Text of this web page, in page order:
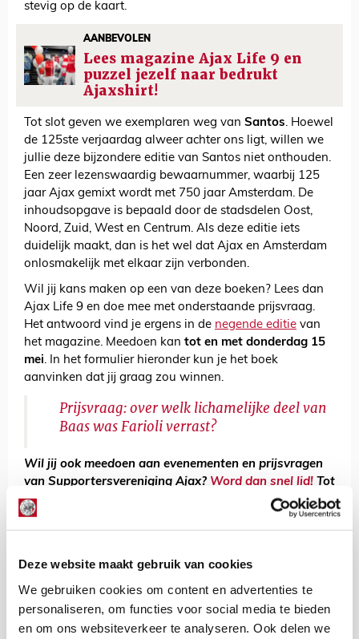
Deze website maakt gebruik van cookies
We gebruiken cookies om content en advertenties te
personaliseren, om functies voor social media te bieden
en om ons websiteverkeer te analyseren. Ook delen we
stevig op de kaart.
AANBEVOLEN
Lees magazine Ajax Life 9 en
puzzel jezelf naar bedrukt
Ajaxshirt!
Tot slot geven we exemplaren weg van Santos. Hoewel
de 125ste verjaardag alweer achter ons ligt, willen we
jullie deze bijzondere editie van Santos niet onthouden.
Een zeer lezenswaardig bewaarnummer, waarbij 125
jaar Ajax gemixt wordt met 750 jaar Amsterdam. De
inhoudsopgave is bepaald door de stadsdelen Oost,
Noord, Zuid, West en Centrum. Als deze editie iets
duidelijk maakt, dan is het wel dat Ajax en Amsterdam
onlosmakelijk met elkaar zijn verbonden.
Wil jij kans maken op een van deze boeken? Lees dan
Ajax Life 9 en doe mee met onderstaande prijsvraag.
Het antwoord vind je ergens in de negende editie van
het magazine. Meedoen kan tot en met donderdag 15
mei. In het formulier hieronder kun je het boek
aanvinken dat jij graag zou winnen.
Prijsvraag: over welk lichamelijke deel van
Baas was Farioli verrast?
Wil jij ook meedoen aan evenementen en prijsvragen
van Supportersvereniging Ajax? Word dan snel lid! Tot
het einde van het seizoen betaal je slechts 14 euro.
Bekijk alle berichten van De Redactie